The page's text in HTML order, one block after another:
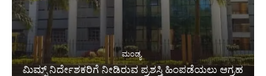
ಮಂಡ್ಯ
ಮಿಮ್ಸ್ ನಿರ್ದೇಶಕರಿಗೆ ನೀಡಿರುವ ಪ್ರಶಸ್ತಿ ಹಿಂಪಡೆಯಲು ಆಗ್ರಹ